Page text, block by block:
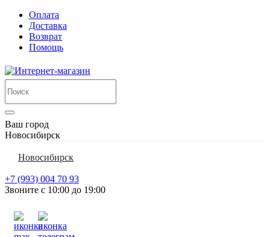
Оплата
Доставка
Возврат
Помощь
Ваш город
Новосибирск
Новосибирск
+7 (993) 004 70 93
Звоните с 10:00 до 19:00